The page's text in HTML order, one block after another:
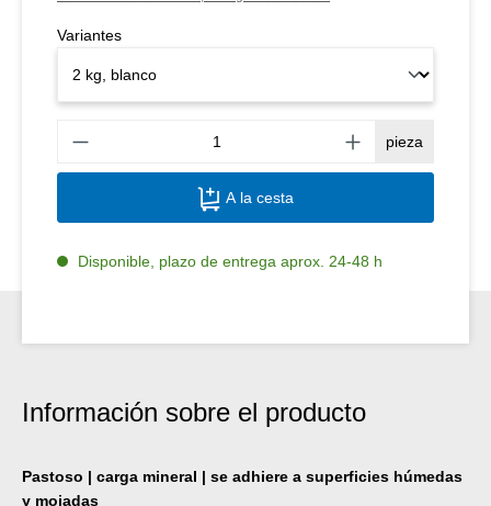
Variantes
pieza
A la cesta
Disponible, plazo de entrega aprox. 24-48 h
Información sobre el producto
Pastoso | carga mineral | se adhiere a superficies húmedas
y mojadas